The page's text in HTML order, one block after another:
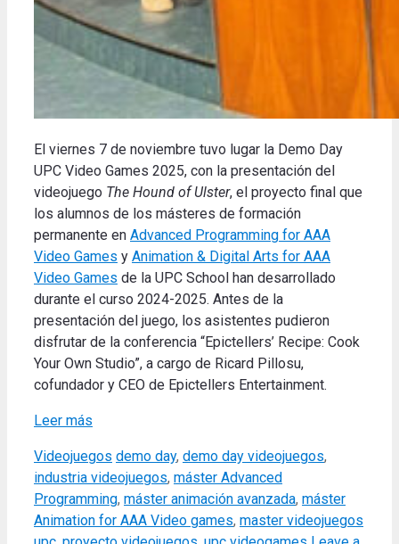
El viernes 7 de noviembre tuvo lugar la Demo Day
UPC Video Games 2025, con la presentación del
videojuego The Hound of Ulster, el proyecto final que
los alumnos de los másteres de formación
permanente en Advanced Programming for AAA
Video Games y Animation & Digital Arts for AAA
Video Games de la UPC School han desarrollado
durante el curso 2024-2025. Antes de la
presentación del juego, los asistentes pudieron
disfrutar de la conferencia “Epictellers’ Recipe: Cook
Your Own Studio”, a cargo de Ricard Pillosu,
cofundador y CEO de Epictellers Entertainment.
Leer más
Categories
Videojuegos Tags
demo day, demo day videojuegos,
industria videojuegos, máster Advanced
Programming, máster animación avanzada, máster
Animation for AAA Video games, master videojuegos